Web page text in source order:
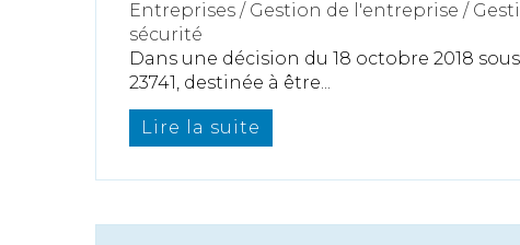
Entreprises / Gestion de l'entreprise /
sécurité
Dans une décision du 18 octobre 2018
23741, destinée à être...
Lire la suite